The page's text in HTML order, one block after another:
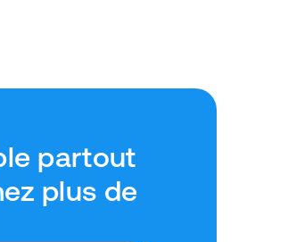
partout
plus de